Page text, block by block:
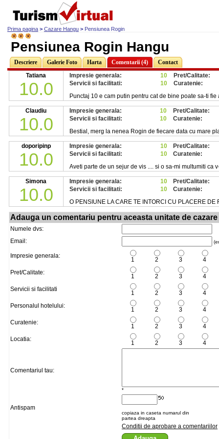
Prima pagina > Cazare Hangu > Pensiunea Rogin
Pensiunea Rogin Hangu
Descriere Galerie Foto Harta Comentarii (4)
Contact
Tatiana
10.0
Impresie generala: 10
Pret/Calitate:
Servicii si facilitati:
10
Curatenie:
Punctaj 10 e cam putin pentru cat de bine poate sa-ti fie
Claudiu
10.0
Impresie generala: 10
Pret/Calitate:
Servicii si facilitati:
10
Curatenie:
Bestial, merg la nenea Rogin de fiecare data cu mare
doporipinp
10.0
Impresie generala: 10
Pret/Calitate:
Servicii si facilitati:
10
Curatenie:
Aveti parte de un sejur de vis .... si o sa-mi multumiti ca
Simona
10.0
Impresie generala: 10
Pret/Calitate:
Servicii si facilitati:
10
Curatenie:
O PENSIUNE LA CARE TE INTORCI CU PLACERE DE
Adauga un comentariu pentru aceasta unitate de cazare
Numele dvs:
Email:
Impresie generala:
1 2 3
4
Pret/Calitate:
1 2 3
4
Servicii si facilitati
1 2 3
4
Personalul hotelului:
1 2 3
4
Curatenie:
1 2 3
4
Locatia:
1 2 3 4
Comentariul tau:
*
Antispam
copiaza in caseta numarul din
partea dreapta
Conditii de aprobare a comentariilor